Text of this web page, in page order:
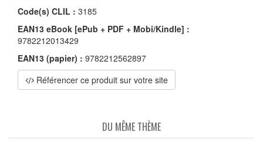
Code(s) CLIL : 3185
EAN13 eBook [ePub + PDF + Mobi/Kindle] :
9782212013429
EAN13 (papier) : 9782212562897
Référencer ce produit sur votre site
DU MÊME THÈME